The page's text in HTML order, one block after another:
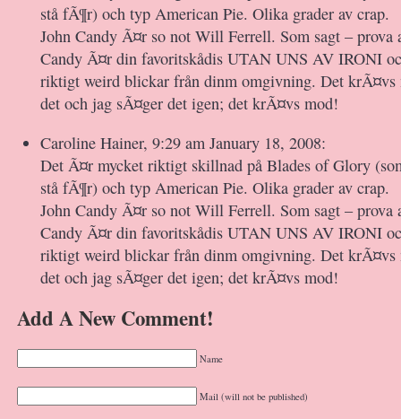
stå fÃ¶r) och typ American Pie. Olika grader av crap.
John Candy Ã¤r so not Will Ferrell. Som sagt – prova
Candy Ã¤r din favoritskådis UTAN UNS AV IRONI
riktigt weird blickar från dinm omgivning. Det krÃ¤vs
det och jag sÃ¤ger det igen; det krÃ¤vs mod!
Caroline Hainer, 9:29 am January 18, 2008:
Det Ã¤r mycket riktigt skillnad på Blades of Glory
stå fÃ¶r) och typ American Pie. Olika grader av crap.
John Candy Ã¤r so not Will Ferrell. Som sagt – prova
Candy Ã¤r din favoritskådis UTAN UNS AV IRONI
riktigt weird blickar från dinm omgivning. Det krÃ¤vs
det och jag sÃ¤ger det igen; det krÃ¤vs mod!
Add A New Comment!
Name
Mail (will not be published)